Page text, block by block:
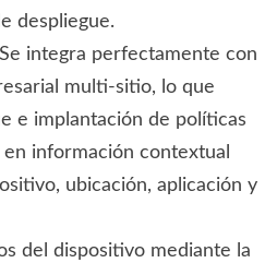
despliegue.
integra perfectamente con
multi-sitio, lo que
e implantación de políticas
en información contextual
ubicación, aplicación y
del dispositivo mediante la